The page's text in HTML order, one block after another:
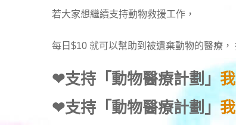
若大家想繼續支持動物救援工作，
每日$10 就可以幫助到被遺棄動物的醫療，
❤支持「動物醫療計劃」
❤支持「動物醫療計劃」